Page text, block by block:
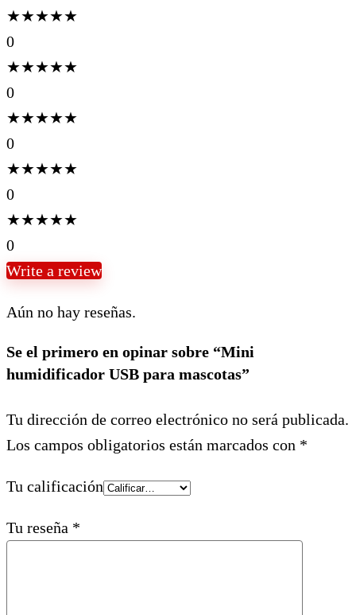
★★★★★
0
★★★★★
0
★★★★★
0
★★★★★
0
★★★★★
0
Write a review
Aún no hay reseñas.
Se el primero en opinar sobre “Mini
humidificador USB para mascotas”
Tu dirección de correo electrónico no será publicada.
Los campos obligatorios están marcados con *
Tu calificación
Tu reseña *